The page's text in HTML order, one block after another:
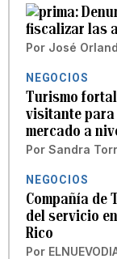
fiscalizar las
Por José
NEGOCIOS
Turismo
visitante
mercado a
Por Sandra
NEGOCIOS
Compañía de
del servicio
Rico
Por